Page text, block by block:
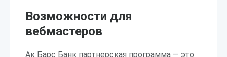
Возможности для
вебмастеров
Ак Барс Банк партнерская программа — это